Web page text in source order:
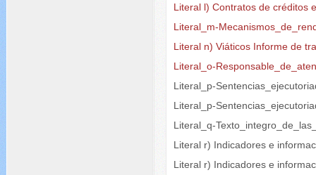
Literal l) Contratos de créditos
Literal_m-
Literal n) Viáticos Informe de
Literal_o-
Literal_p-
Literal_p-
Literal_q-
Literal r) Indicadores e
Literal r) Indicadores e